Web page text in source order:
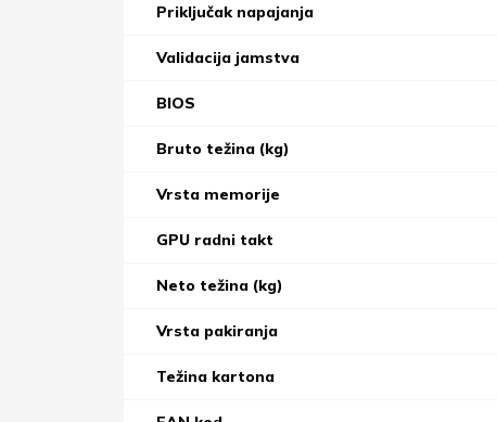
Priključak napajanja
Validacija jamstva
BIOS
Bruto težina (kg)
Vrsta memorije
GPU radni takt
Neto težina (kg)
Vrsta pakiranja
Težina kartona